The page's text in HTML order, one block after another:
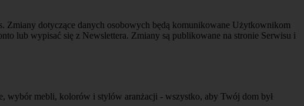
dotyczące danych osobowych będą komunikowane Użytkownikom
lub wypisać się z Newslettera. Zmiany są publikowane na stronie Serwisu i
wybór mebli, kolorów i stylów aranżacji - wszystko, aby Twój dom był